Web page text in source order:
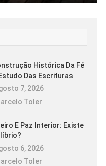
Histórica Da Fé
Das Escrituras
7, 2026
Toler
E Paz Interior: Existe
6, 2026
Toler